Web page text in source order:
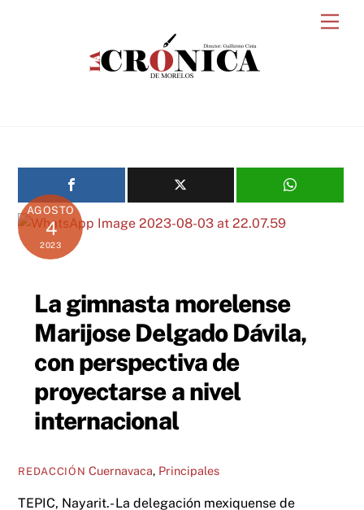
AGOSTO
4
2023
La gimnasta morelense
Marijose Delgado Dávila,
con perspectiva de
proyectarse a nivel
internacional
REDACCIÓN Cuernavaca, Principales
TEPIC, Nayarit.- La delegación mexiquense de